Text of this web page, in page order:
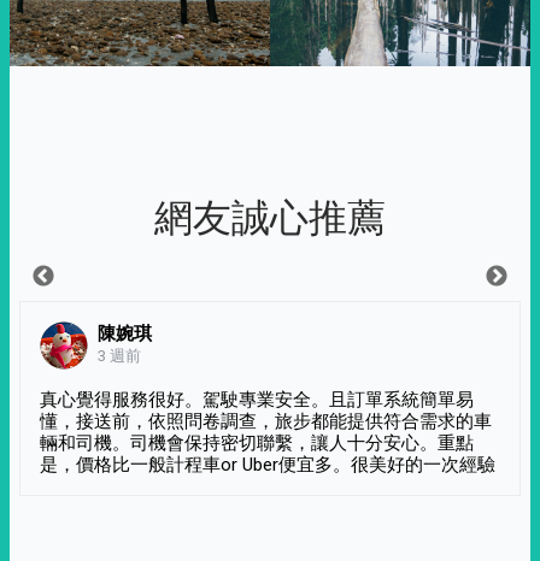
網友誠心推薦
陳婉琪
3 週前
真心覺得服務很好。駕駛專業安全。且訂單系統簡單易
懂，接送前，依照問卷調查，旅步都能提供符合需求的車
輛和司機。司機會保持密切聯繫，讓人十分安心。重點
是，價格比一般計程車or Uber便宜多。很美好的一次經驗